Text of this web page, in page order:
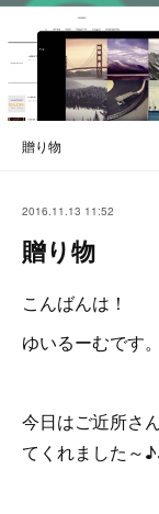
贈り物
2016.11.13 11:52
贈り物
こんばんは！
ゆいるーむです。
今日はご近所さ
てくれました～